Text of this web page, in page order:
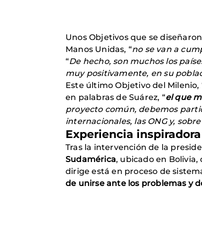
Unos Objetivos que se
Manos Unidas, “no se van a
“De hecho, son muchos los
muy positivamente, en su
Este último Objetivo del Milenio,
en palabras de Suárez, “el que
proyecto común, debemos
internacionales, las ONG y,
Experiencia inspiradora
Tras la intervención de la
Sudamérica, ubicado en
dirige está en proceso de
de unirse ante los problemas y